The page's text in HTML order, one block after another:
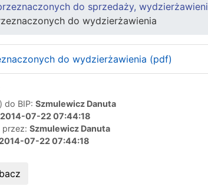
do sprzedaży,
do wydzierżawienia
do wydzierżawienia (pdf)
do BIP: Szmulewicz Danuta
2014-07-22 07:44:18
przez: Szmulewicz Danuta
07-22 07:44:18